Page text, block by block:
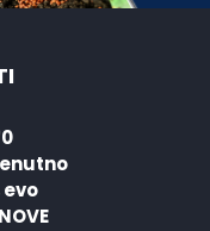
evo